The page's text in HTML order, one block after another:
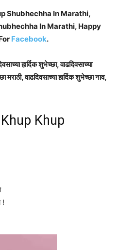
Shubhechha In Marathi,
In Marathi, Happy
Facebook.
हार्दिक शुभेच्छा, वाढदिवसाच्या
वाढदिवसाच्या हार्दिक शुभेच्छा नाव,
Khup
!